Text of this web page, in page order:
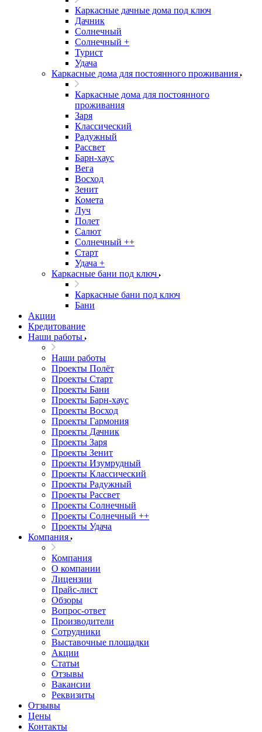
Каркасные дачные дома под ключ
Дачник
Солнечный
Солнечный +
Турист
Удача
Каркасные дома для постоянного проживания
Каркасные дома для постоянного
проживания
Заря
Классический
Радужный
Рассвет
Барн-хаус
Вега
Восход
Зенит
Комета
Луч
Полет
Салют
Солнечный ++
Старт
Удача +
Каркасные бани под ключ
Каркасные бани под ключ
Бани
Акции
Кредитование
Наши работы
Наши работы
Проекты Полёт
Проекты Старт
Проекты Бани
Проекты Барн-хаус
Проекты Восход
Проекты Гармония
Проекты Дачник
Проекты Заря
Проекты Зенит
Проекты Изумрудный
Проекты Классический
Проекты Радужный
Проекты Рассвет
Проекты Солнечный
Проекты Солнечный ++
Проекты Удача
Компания
Компания
О компании
Лицензии
Прайс-лист
Обзоры
Вопрос-ответ
Производители
Сотрудники
Выставочные площадки
Акции
Статьи
Отзывы
Вакансии
Реквизиты
Отзывы
Цены
Контакты